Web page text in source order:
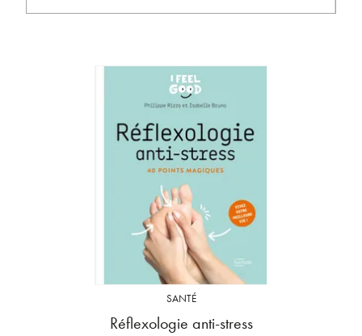
SANTÉ
Réflexologie anti-stress